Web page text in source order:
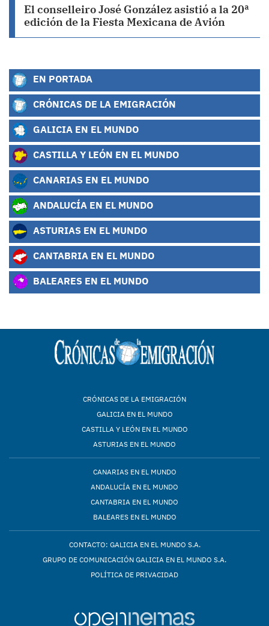
El conselleiro José González asistió a la 20ª
edición de la Fiesta Mexicana de Avión
EN PORTADA
CRÓNICAS DE LA EMIGRACIÓN
GALICIA EN EL MUNDO
CASTILLA Y LEÓN EN EL MUNDO
CANARIAS EN EL MUNDO
ANDALUCÍA EN EL MUNDO
ASTURIAS EN EL MUNDO
CANTABRIA EN EL MUNDO
BALEARES EN EL MUNDO
CRÓNICAS DE LA EMIGRACIÓN
GALICIA EN EL MUNDO
CASTILLA Y LEÓN EN EL MUNDO
ASTURIAS EN EL MUNDO
CANARIAS EN EL MUNDO
ANDALUCÍA EN EL MUNDO
CANTABRIA EN EL MUNDO
BALEARES EN EL MUNDO
CONTACTO: GALICIA EN EL MUNDO S.A.
GRUPO DE COMUNICACIÓN GALICIA EN EL MUNDO S.A.
POLÍTICA DE PRIVACIDAD